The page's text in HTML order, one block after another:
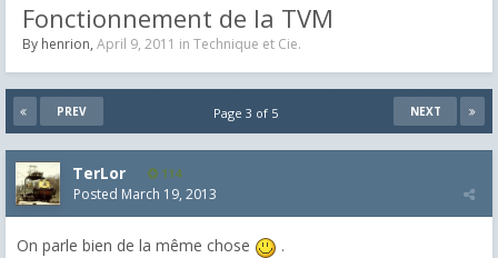
Fonctionnement de la TVM
By henrion, April 9, 2011 in Technique et Cie.
PREV NEXT
Page 3 of 5
TerLor 114
Posted March 19, 2013
On parle bien de la même chose
.